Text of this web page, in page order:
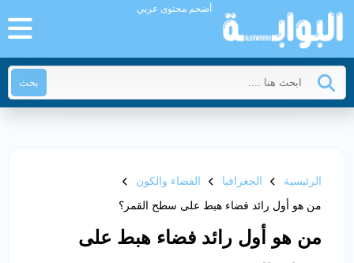
أضخم محتوى عربي
بحث
الرئيسية الجغرافيا
الفضاء والكون
من هو أول رائد فضاء هبط على سطح القمر؟
من هو أول رائد فضاء هبط على